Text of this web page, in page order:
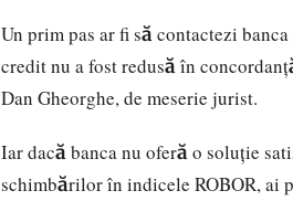
Un prim pas ar fi să contactezi
credit nu a fost redusă în
Dan Gheorghe, de meserie jurist.
Iar dacă banca nu oferă o soluție
schimbărilor în indicele ROBOR, ai